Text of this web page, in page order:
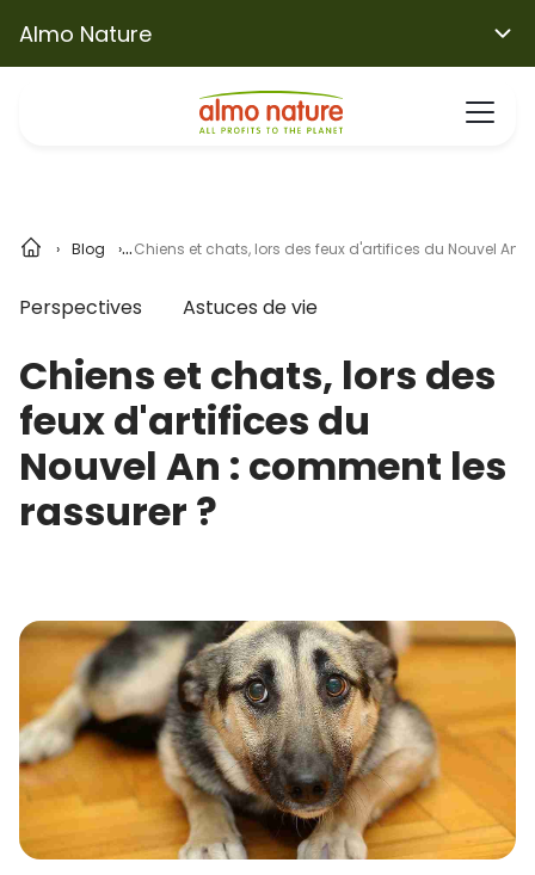
Almo Nature
Blog Chiens et chats, lors des feux d'artifices du Nouvel An
Perspectives Astuces de vie
Chiens et chats, lors des
feux d'artifices du
Nouvel An : comment les
rassurer ?